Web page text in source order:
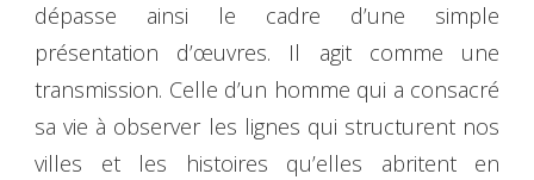
dépasse ainsi le cadre d’une simple
présentation d’œuvres. Il agit comme une
transmission. Celle d’un homme qui a consacré
sa vie à observer les lignes qui structurent nos
villes et les histoires qu’elles abritent en